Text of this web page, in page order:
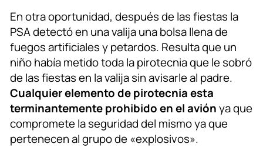
En otra oportunidad, después de las fiestas la
PSA detectó en una valija una bolsa llena de
fuegos artificiales y petardos. Resulta que un
niño había metido toda la pirotecnia que le sobró
de las fiestas en la valija sin avisarle al padre.
Cualquier elemento de pirotecnia esta
terminantemente prohibido en el aviónya que
compromete la seguridad del mismo ya que
pertenecen al grupo de «explosivos».